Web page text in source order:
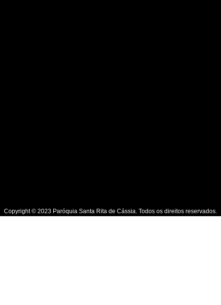
Copyright © 2023 Paróquia Santa Rita de Cássia. Todos os direitos reservados.